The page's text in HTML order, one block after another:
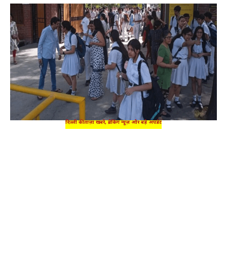
दिल्ली की ताज़ा खबरें, ब्रेकिंग न्यूज़ और बड़े अपडेट